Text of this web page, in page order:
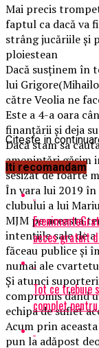
Mai precis
faptul ca dacă va
strâng jucăriile și
ploiestean
Dacă susținem în
lui
către Veolia ne
Este a 4-a oara
finanțării și deja
Dacă stam sa
amenințări găsim
sesizat de foarte
În vara lui 2019
clubului a lui
MJM pe aceasta
intențiile sale de a
făceau publice și
numai ale
Și atunci
compromis dând
echipa de suflet
Acum prin
pun la adăpost
Citeste in
Iti recomandam
acces gratuit
Tot ce trebuie
complet